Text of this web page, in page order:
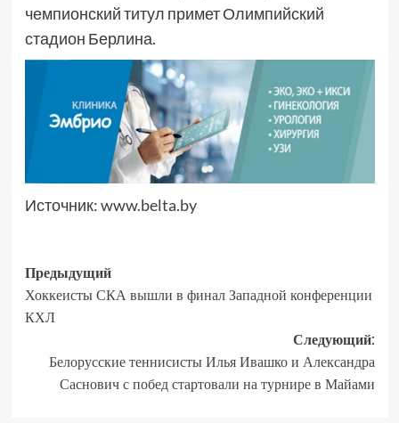
чемпионский титул примет Олимпийский
стадион Берлина.
Источник:www.belta.by
Предыдущий
Хоккеисты СКА вышли в финал Западной конференции
КХЛ
Следующий:
Белорусские теннисисты Илья Ивашко и Александра
Саснович с побед стартовали на турнире в Майами